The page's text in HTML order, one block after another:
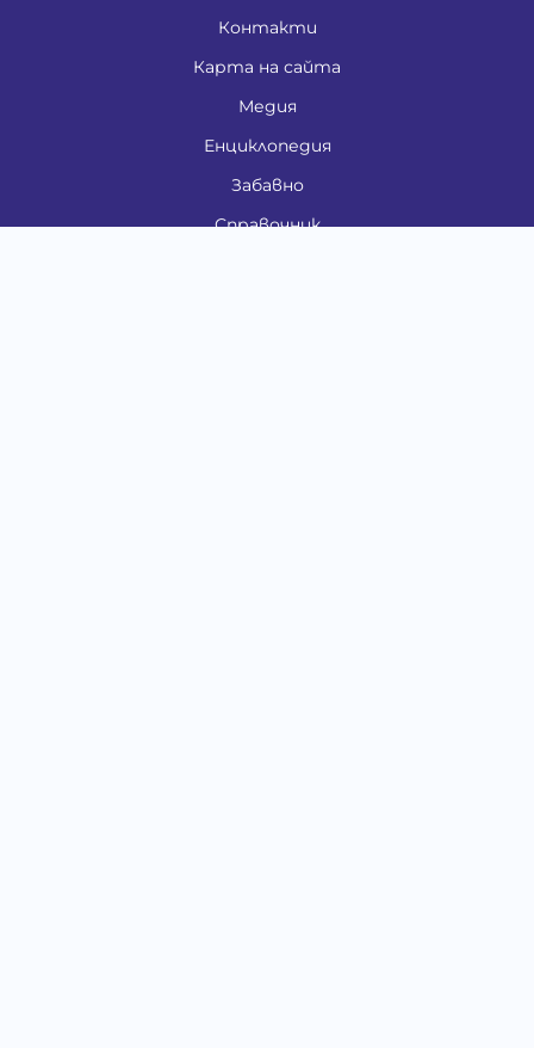
Контакти
Карта на сайта
Медия
Енциклопедия
Забавно
Справочник